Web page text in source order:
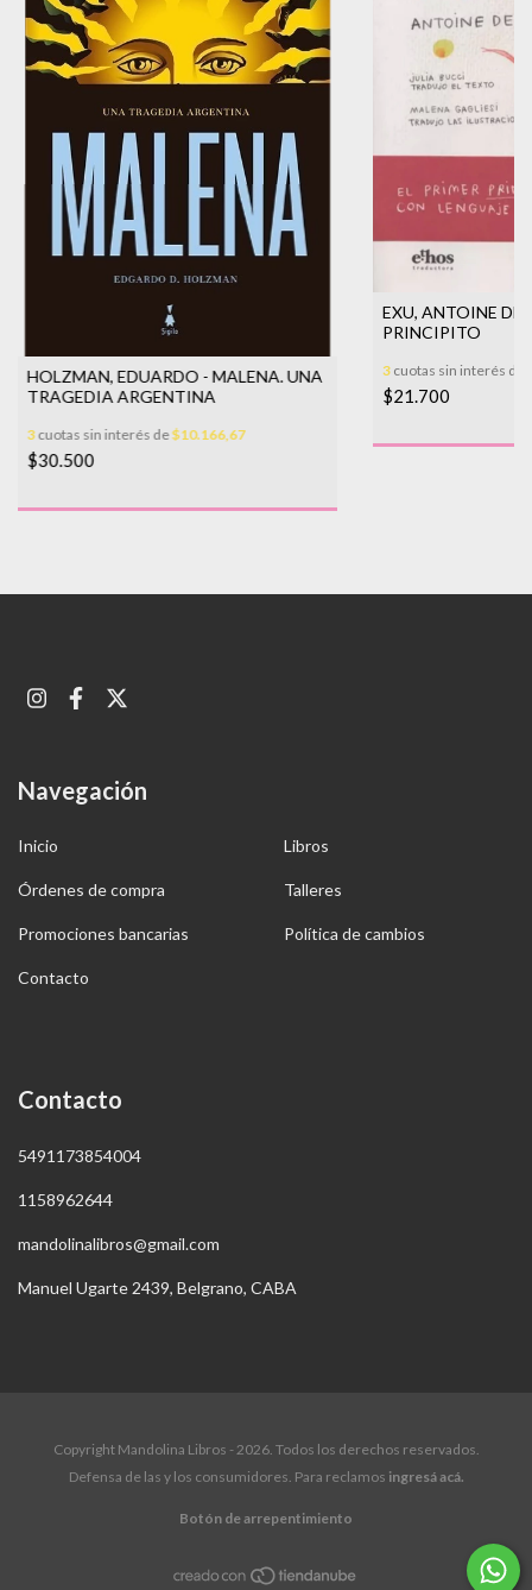
HOLZMAN, EDUARDO - MALENA. UNA
TRAGEDIA ARGENTINA
3cuotas sin interés de$10.166,67
$30.500
EXU, ANTOINE DE
PRINCIPITO
3cuotas sin interés de
$21.700
Navegación
Inicio Libros
Órdenes de compra Talleres
Promociones bancarias Política de cambios
Contacto
Contacto
5491173854004
1158962644
mandolinalibros@gmail.com
Manuel Ugarte 2439, Belgrano, CABA
Copyright Mandolina Libros - 2026. Todos los derechos reservados.
Defensa de las y los consumidores. Para reclamos ingresá acá.
Botón de arrepentimiento